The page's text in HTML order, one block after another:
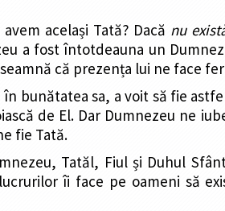
același Tată? Dacă nu
a fost întotdeauna un
că prezența lui ne face
bunătatea sa, a voit să fie
de El. Dar Dumnezeu ne
fie Tată.
Tatăl, Fiul și Duhul
îi face pe oameni să